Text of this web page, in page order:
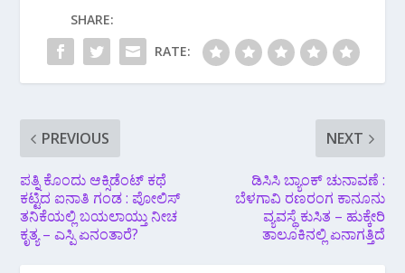
SHARE:
RATE:
PREVIOUS
ಪತ್ನಿ ಕೊಂದು ಆಕ್ಸಿಡೆಂಟ್ ಕಥೆ
ಕಟ್ಟಿದ ಐನಾತಿ ಗಂಡ : ಪೋಲಿಸ್
ತನಿಕೆಯಲ್ಲಿ ಬಯಲಾಯ್ತು ನೀಚ
ಕೃತ್ಯ – ಎಸ್ಪಿ ಏನಂತಾರೆ?
NEXT
ಡಿಸಿಸಿ ಬ್ಯಾಂಕ್ ಚುನಾವಣೆ :
ಬೆಳಗಾವಿ ರಣರಂಗ ಕಾನೂನು
ವ್ಯವಸ್ಥೆ ಕುಸಿತ – ಹುಕ್ಕೇರಿ
ತಾಲೂಕಿನಲ್ಲಿ ಏನಾಗತ್ತಿದೆ